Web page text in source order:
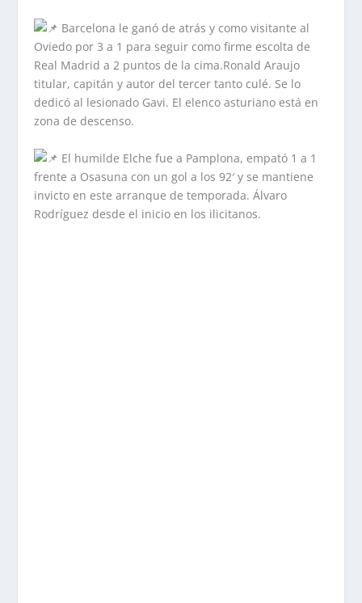
Barcelona le ganó de atrás y como visitante al
Oviedo por 3 a 1 para seguir como firme escolta de
Real Madrid a 2 puntos de la cima.Ronald Araujo
titular, capitán y autor del tercer tanto culé. Se lo
dedicó al lesionado Gavi. El elenco asturiano está en
zona de descenso.
El humilde Elche fue a Pamplona, empató 1 a 1
frente a Osasuna con un gol a los 92′ y se mantiene
invicto en este arranque de temporada. Álvaro
Rodríguez desde el inicio en los ilicitanos.